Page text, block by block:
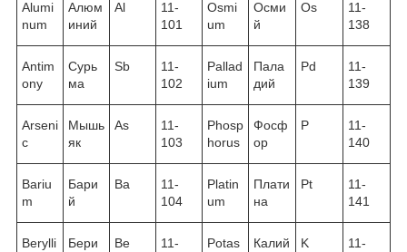
Alumi
num
Алюм
иний
Al
11-
101
Osmi
um
Осми
й
Os
11-
138
Antim
ony
Сурь
ма
Sb
11-
102
Pallad
ium
Пала
дий
Pd
11-
139
Arseni
c
Мышь
як
As
11-
103
Phosp
horus
Фосф
ор
P
11-
140
Bariu
m
Бари
й
Ba
11-
104
Platin
um
Плати
на
Pt
11-
141
Berylli
Бери
Be
11-
Potas
Калий K
11-